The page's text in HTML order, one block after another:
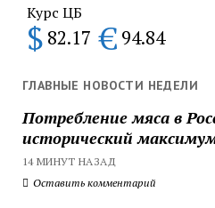
Курс ЦБ
$ 82.17 € 94.84
ГЛАВНЫЕ НОВОСТИ НЕДЕЛИ
Потребление мяса в
исторический
14 МИНУТ НАЗАД
Оставить комментарий